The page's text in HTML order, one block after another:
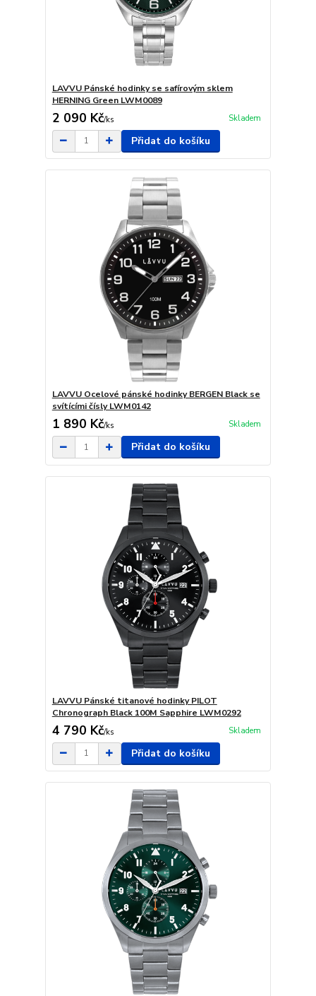
LAVVU Pánské hodinky se safírovým sklem
HERNING Green LWM0089
2 090 Kč/ks Skladem
Přidat do košíku
LAVVU Ocelové pánské hodinky BERGEN Black se
svítícími čísly LWM0142
1 890 Kč/ks Skladem
Přidat do košíku
LAVVU Pánské titanové hodinky PILOT
Chronograph Black 100M Sapphire LWM0292
4 790 Kč/ks Skladem
Přidat do košíku